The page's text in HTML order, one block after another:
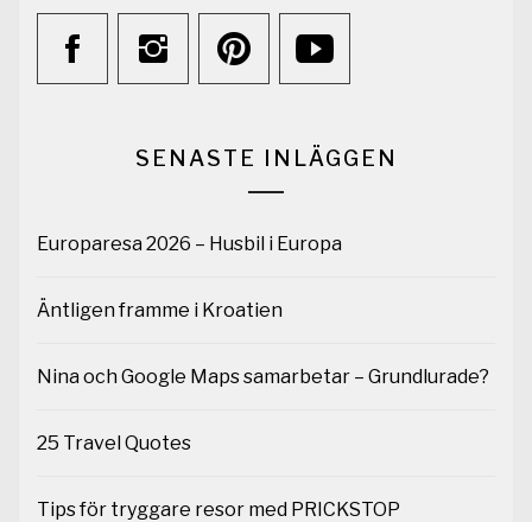
SENASTE INLÄGGEN
Europaresa 2026 – Husbil i Europa
Äntligen framme i Kroatien
Nina och Google Maps samarbetar – Grundlurade?
25 Travel Quotes
Tips för tryggare resor med PRICKSTOP